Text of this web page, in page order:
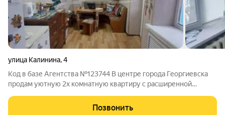
улица Калинина,4
Код в базе Агентства №123744 В центре города Георгиевска
продам уютную 2х комнатную квартиру с расширенной
сан.узел.В квартире сделан косметический ремонт,что
Позвонить